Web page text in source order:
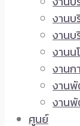
งานบ
งานบ
งานน
งานก
งาน
งานพั
ศูนย์